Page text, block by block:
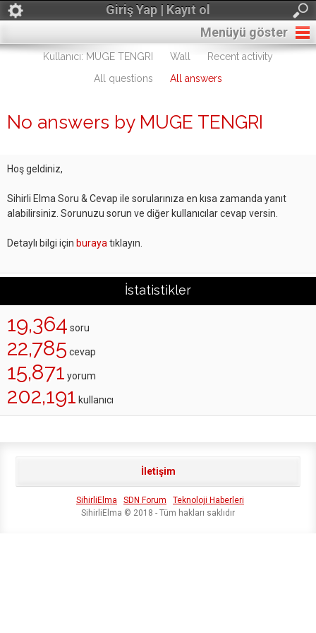
Giriş Yap | Kayıt ol
Menüyü göster
Kullanıcı: MUGE TENGRI Wall
Recent activity
All questions
All answers
No answers by MUGE TENGRI
Hoş geldiniz,
Sihirli Elma Soru & Cevap ile sorularınıza en kısa zamanda yanıt
alabilirsiniz. Sorunuzu sorun ve diğer kullanıcılar cevap versin.
Detaylı bilgi için buraya tıklayın.
İstatistikler
19,364 soru
22,785 cevap
15,871 yorum
202,191 kullanıcı
İletişim
SihirliElma SDN Forum
Teknoloji Haberleri
SihirliElma © 2018 - Tüm hakları saklıdır